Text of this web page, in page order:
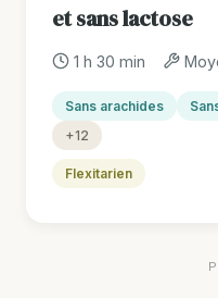
et sans lactose
1 h 30 min
Sans arachides
+12
Flexitarien